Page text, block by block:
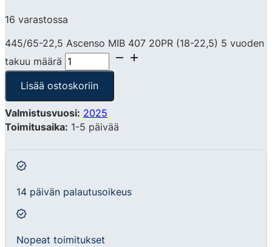
16 varastossa
445/65-22,5 Ascenso MIB 407 20PR (18-22,5) 5 vuoden
takuu määrä
Lisää ostoskoriin
Valmistusvuosi: 2025
Toimitusaika: 1-5 päivää
14 päivän palautusoikeus
Nopeat toimitukset